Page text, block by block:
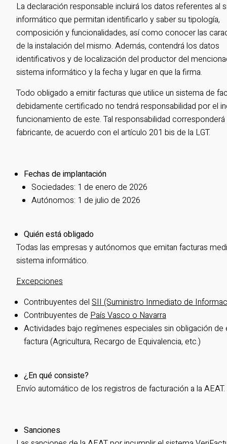
La declaración responsable incluirá los datos referentes al
informático que permitan identificarlo y saber su tipología,
composición y funcionalidades, así como conocer las
de la instalación del mismo. Además, contendrá los datos
identificativos y de localización del productor del
sistema informático y la fecha y lugar en que la firma.
Todo obligado a emitir facturas que utilice un sistema de
debidamente certificado no tendrá responsabilidad por el
funcionamiento de este. Tal responsabilidad corresponderá
fabricante, de acuerdo con el artículo 201 bis de la LGT.
Fechas de implantación
Sociedades: 1 de enero de 2026
Autónomos: 1 de julio de 2026
Quién está obligado
Todas las empresas y autónomos que emitan facturas
sistema informático.
Excepciones
Contribuyentes del SII (Suministro Inmediato de
Contribuyentes de País Vasco o Navarra
Actividades bajo regímenes especiales sin obligación de
factura (Agricultura, Recargo de Equivalencia, etc.)
¿En qué consiste?
Envío automático de los registros de facturación a la AEAT.
Sanciones